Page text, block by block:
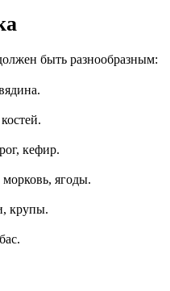
быть разнообразным:
кефир.
морковь, ягоды.
крупы.